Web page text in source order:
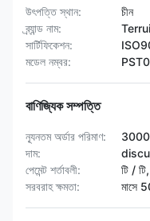
উৎপত্তি স্থান:
চীন
ব্র্যান্ড নাম:
Terrui
সার্টিফিকেশন:
মডেল নম্বর:
বাণিজ্যিক সম্পত্তি
ন্যূনতম অর্ডার পরিমাণ:
দাম:
পেমেন্ট শর্তাবলী:
টি /
সরবরাহ ক্ষমতা:
মাসে